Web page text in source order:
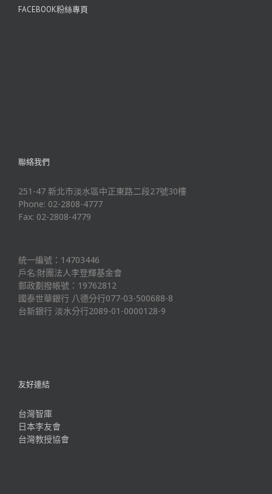
FACEBOOK粉絲專頁
聯絡我們
251-47 新北市淡水區中正東路二段27號30樓
Phone: 02-2808-4777
Fax: 02-2808-4779
統一編號：14703446
戶名:財團法人李登輝基金會
郵政劃撥帳號：19762812
國泰世華銀行 八德分行077-03-500688-8
台新銀行 淡水分行2089-01-0000128-9
友好連結
台灣智庫
日本李友會
台灣教授協會